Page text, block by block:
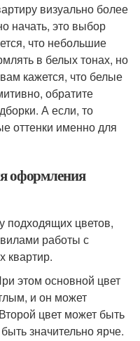
визуально более
начать, это выбор
что небольшие
в белых тонах, но
кажется, что белые
обратите
А если, то
оттенки именно для
оформления
подходящих цветов,
работы с
квартир.
этом основной цвет
и он может
цвет может быть
значительно ярче.